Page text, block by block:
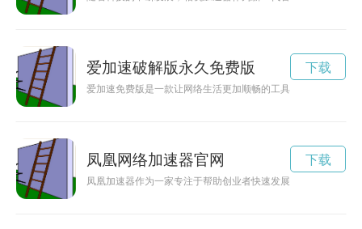
爱加速破解版永久免费版
爱加速免费版是一款让网络生活更加顺畅的工具，帮助用户加
下载
凤凰网络加速器官网
凤凰加速器作为一家专注于帮助创业者快速发展的加速器，为
下载